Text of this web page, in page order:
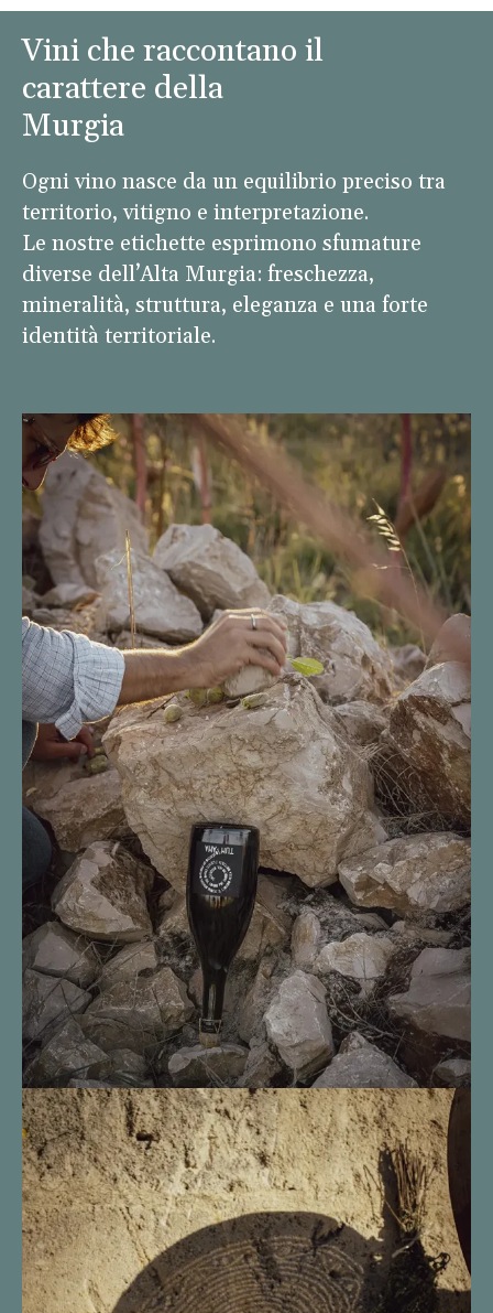
Vini che raccontano il
carattere della
Murgia
Ogni vino nasce da un equilibrio preciso tra
territorio, vitigno e interpretazione.
Le nostre etichette esprimono sfumature
diverse dell’Alta Murgia: freschezza,
mineralità, struttura, eleganza e una forte
identità territoriale.